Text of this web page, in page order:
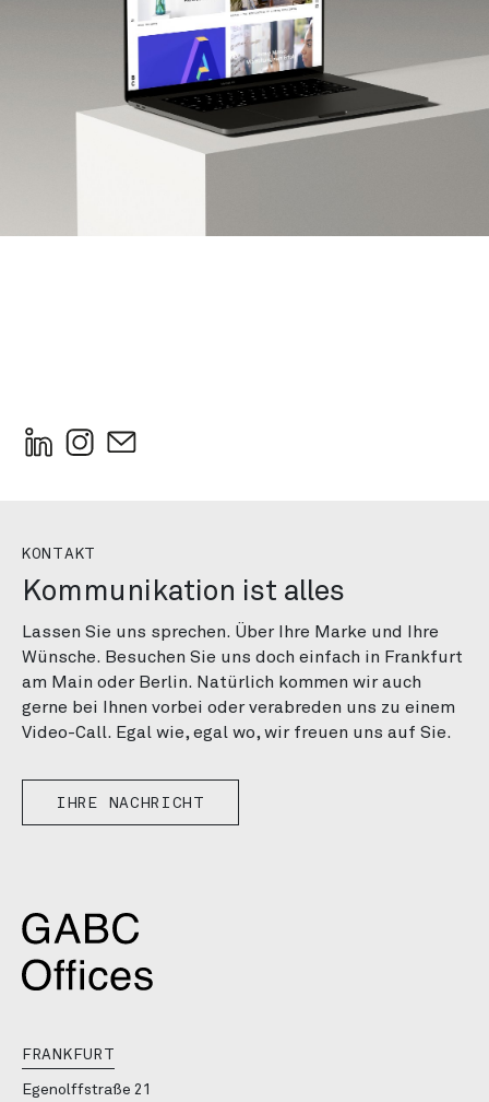
KONTAKT
Kommunikation ist alles
Lassen Sie uns sprechen. Über Ihre Marke und Ihre
Wünsche. Besuchen Sie uns doch einfach in Frankfurt
am Main oder Berlin. Natürlich kommen wir auch
gerne bei Ihnen vorbei oder verabreden uns zu einem
Video-Call. Egal wie, egal wo, wir freuen uns auf Sie.
IHRE NACHRICHT
FRANKFURT
Egenolffstraße 21